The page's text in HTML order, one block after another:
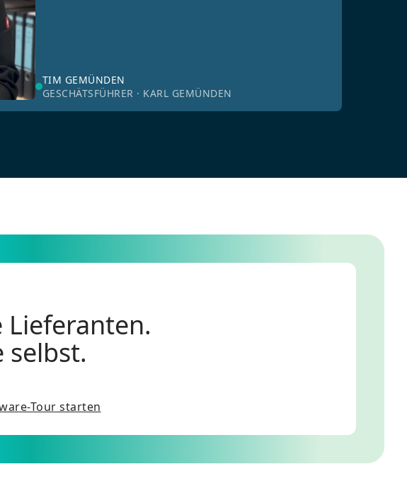
TIM GEMÜNDEN
GESCHÄTSFÜHRER · KARL GEMÜNDEN
selbst.
Tour starten